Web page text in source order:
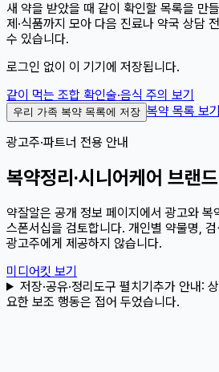
새 약을 받았을 때 같이 확인할 목록을 만
제·식품까지 모아 다음 진료나 약국 상담
수 있습니다.
로그인 없이 이 기기에 저장됩니다.
같이 먹는 조합 확인술·음식 주의 보기
우리 가족 복약 목록에 저장 복약 목록 보기
광고주·파트너 전용 안내
복약정리·시니어케어 브랜
약잘알은 공개 정보 페이지에서 광고와 복
스폰서십을 검토합니다. 개인별 약물명,
광고주에게 제공하지 않습니다.
미디어킷 보기
저장·공유·정리도구 펼치기추가 안내:
요한 보조 행동은 접어 두었습니다.